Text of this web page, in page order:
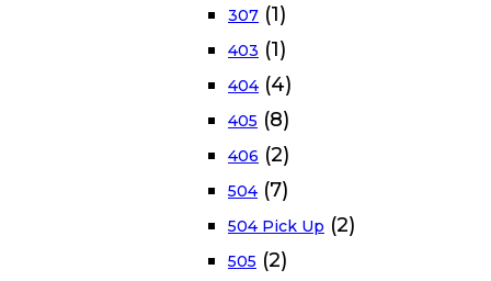
307 (1)
403 (1)
404 (4)
405 (8)
406 (2)
504 (7)
504 Pick Up (2)
505 (2)